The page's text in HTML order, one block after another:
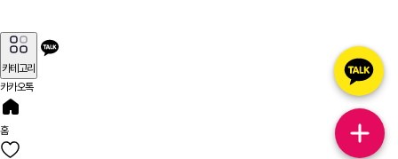
카테고리
카카오톡
홈